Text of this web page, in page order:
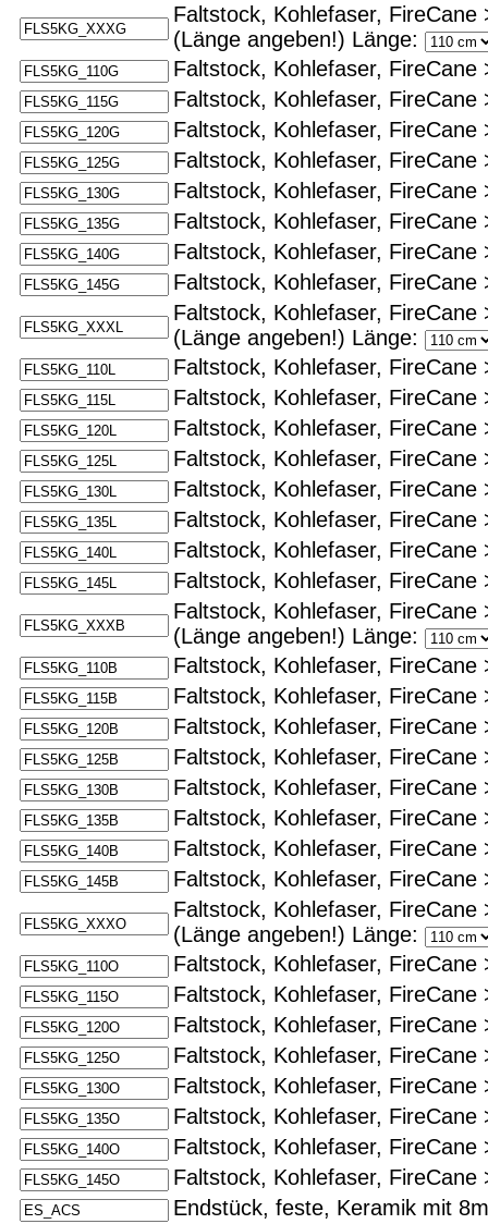
Faltstock, Kohlefaser,
(Länge angeben!) Länge:
Faltstock, Kohlefaser,
Faltstock, Kohlefaser,
Faltstock, Kohlefaser,
Faltstock, Kohlefaser,
Faltstock, Kohlefaser,
Faltstock, Kohlefaser,
Faltstock, Kohlefaser,
Faltstock, Kohlefaser,
Faltstock, Kohlefaser,
(Länge angeben!) Länge:
Faltstock, Kohlefaser,
Faltstock, Kohlefaser,
Faltstock, Kohlefaser,
Faltstock, Kohlefaser,
Faltstock, Kohlefaser,
Faltstock, Kohlefaser,
Faltstock, Kohlefaser,
Faltstock, Kohlefaser,
Faltstock, Kohlefaser,
(Länge angeben!) Länge:
Faltstock, Kohlefaser,
Faltstock, Kohlefaser,
Faltstock, Kohlefaser,
Faltstock, Kohlefaser,
Faltstock, Kohlefaser,
Faltstock, Kohlefaser,
Faltstock, Kohlefaser,
Faltstock, Kohlefaser,
Faltstock, Kohlefaser,
(Länge angeben!) Länge:
Faltstock, Kohlefaser,
Faltstock, Kohlefaser,
Faltstock, Kohlefaser,
Faltstock, Kohlefaser,
Faltstock, Kohlefaser,
Faltstock, Kohlefaser,
Faltstock, Kohlefaser,
Faltstock, Kohlefaser,
Endstück, feste, Keramik mit